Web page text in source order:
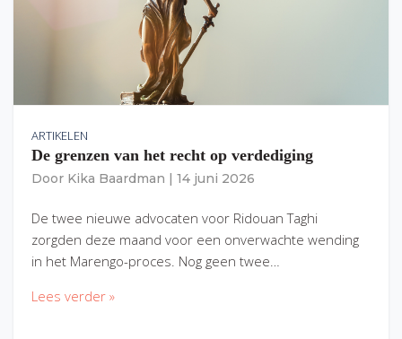
ARTIKELEN
De grenzen van het recht op verdediging
Door Kika Baardman 14 juni 2026
De twee nieuwe advocaten voor Ridouan Taghi
zorgden deze maand voor een onverwachte wending
in het Marengo-proces. Nog geen twee…
Lees verder »